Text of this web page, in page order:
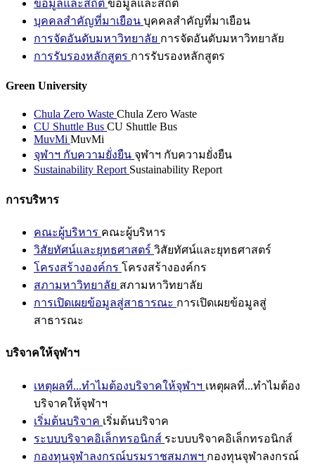
ข้อมูลและสถิติ ข้อมูลและสถิติ
บุคคลสำคัญที่มาเยือน บุคคลสำคัญที่มาเยือน
การจัดอันดับมหาวิทยาลัย การจัดอันดับมหาวิทยาลัย
การรับรองหลักสูตร การรับรองหลักสูตร
Green University
Chula Zero Waste Chula Zero Waste
CU Shuttle Bus CU Shuttle Bus
MuvMi MuvMi
จุฬาฯ กับความยั่งยืน จุฬาฯ กับความยั่งยืน
Sustainability Report Sustainability Report
การบริหาร
คณะผู้บริหาร คณะผู้บริหาร
วิสัยทัศน์และยุทธศาสตร์ วิสัยทัศน์และยุทธศาสตร์
โครงสร้างองค์กร โครงสร้างองค์กร
สภามหาวิทยาลัย สภามหาวิทยาลัย
การเปิดเผยข้อมูลสู่สาธารณะ การเปิดเผยข้อมูลสู่
สาธารณะ
บริจาคให้จุฬาฯ
เหตุผลที่...ทำไมต้องบริจาคให้จุฬาฯ เหตุผลที่...ทำไมต้อง
บริจาคให้จุฬาฯ
เริ่มต้นบริจาค เริ่มต้นบริจาค
ระบบบริจาคอิเล็กทรอนิกส์ ระบบบริจาคอิเล็กทรอนิกส์
กองทุนจุฬาลงกรณ์บรมราชสมภพฯ กองทุนจุฬาลงกรณ์